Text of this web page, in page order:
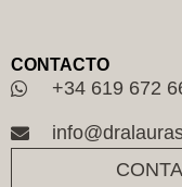
CONTACTO
+34 619 672